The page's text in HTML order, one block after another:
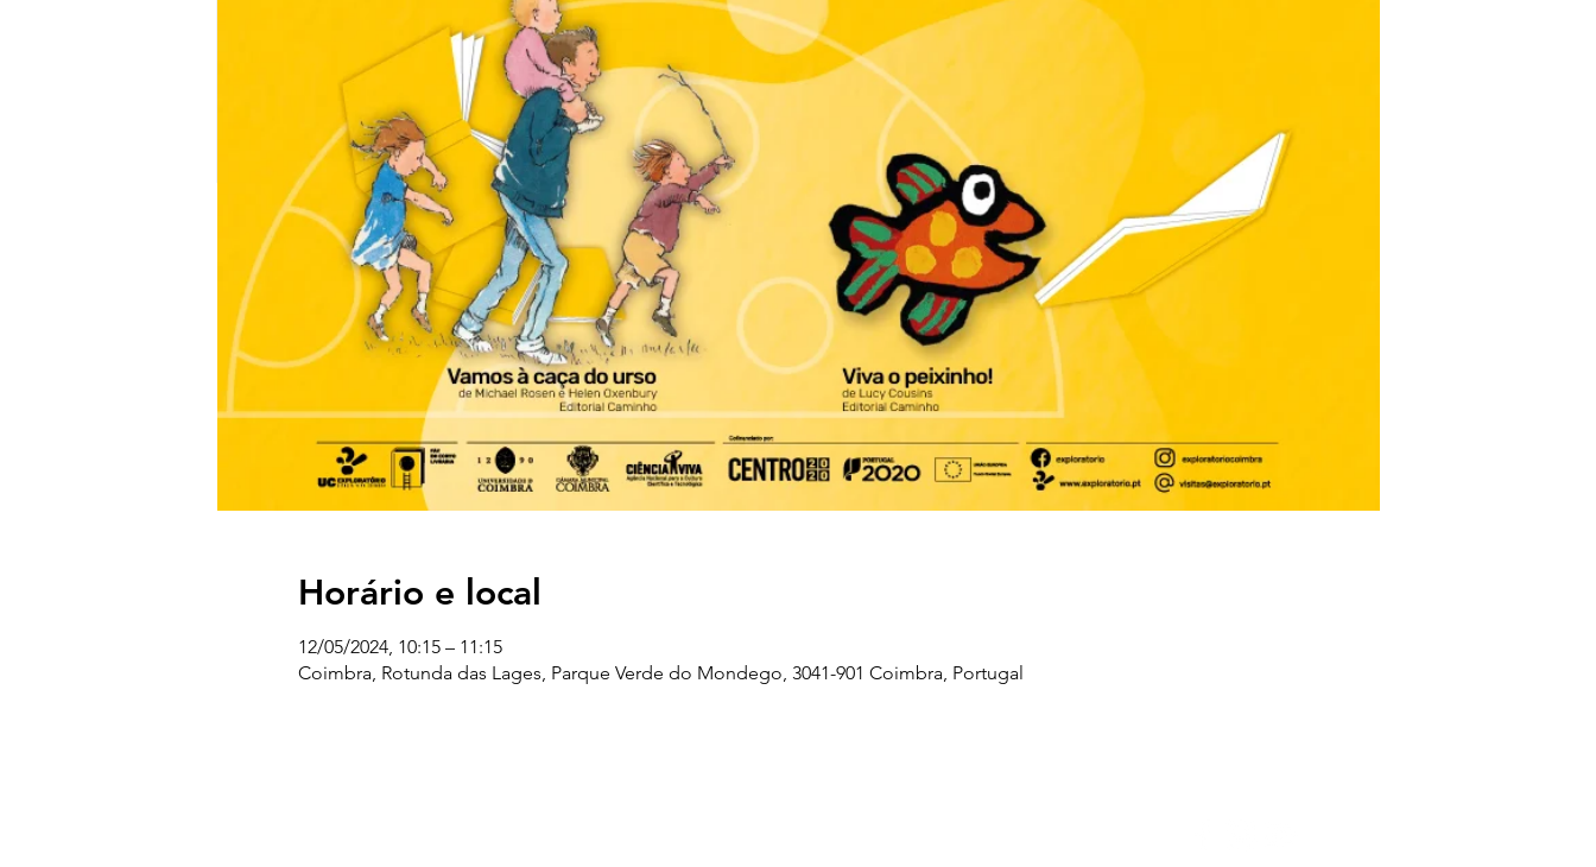
Horário e local
12/05/2024, 10:15 – 11:15
Coimbra, Rotunda das Lages, Parque Verde do Mondego, 3041-901 Coimbra, Portugal